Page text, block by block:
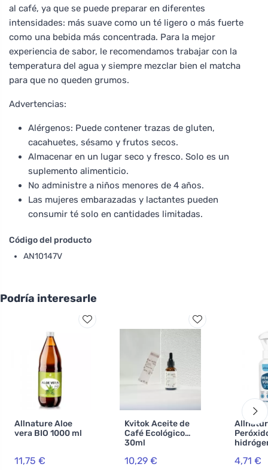
al café, ya que se puede preparar en diferentes
intensidades: más suave como un té ligero o más fuerte
como una bebida más concentrada. Para la mejor
experiencia de sabor, le recomendamos trabajar con la
temperatura del agua y siempre mezclar bien el matcha
para que no queden grumos.
Advertencias:
Alérgenos: Puede contener trazas de gluten,
cacahuetes, sésamo y frutos secos.
Almacenar en un lugar seco y fresco. Solo es un
suplemento alimenticio.
No administre a niños menores de 4 años.
Las mujeres embarazadas y lactantes pueden
consumir té solo en cantidades limitadas.
Código del producto
AN10147V
Podría interesarle
Allnature Aloe
vera BIO 1000 ml
11,75 €
Kvitok Aceite de
Café Ecológico
30ml
10,29 € 4,71 €